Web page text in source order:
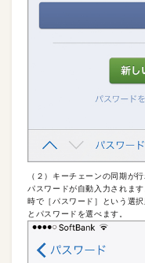
（２）キーチェーンの同期が
パスワードが自動入力されま
時で［パスワード］という選
とパスワードを選べます。